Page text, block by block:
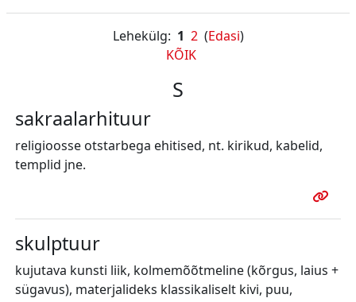
Lehekülg: 1 2(Edasi)
KÕIK
S
sakraalarhituur
religioosse otstarbega ehitised, nt. kirikud, kabelid,
templid jne.
skulptuur
kujutava kunsti liik, kolmemõõtmeline (kõrgus, laius +
sügavus), materjalideks klassikaliselt kivi, puu,